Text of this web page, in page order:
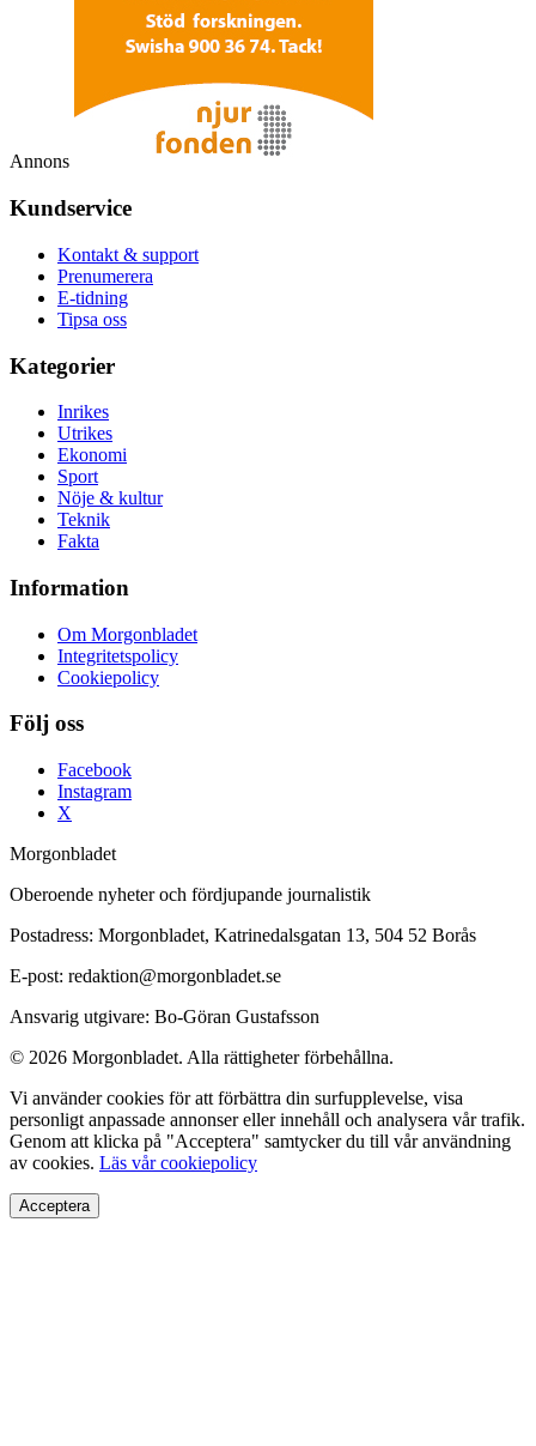
Annons
Kundservice
Kontakt & support
Prenumerera
E-tidning
Tipsa oss
Kategorier
Inrikes
Utrikes
Ekonomi
Sport
Nöje & kultur
Teknik
Fakta
Information
Om Morgonbladet
Integritetspolicy
Cookiepolicy
Följ oss
Facebook
Instagram
X
Morgonbladet
Oberoende nyheter och fördjupande journalistik
Postadress: Morgonbladet, Katrinedalsgatan 13, 504 52 Borås
E-post: redaktion@morgonbladet.se
Ansvarig utgivare: Bo-Göran Gustafsson
© 2026 Morgonbladet. Alla rättigheter förbehållna.
Vi använder cookies för att förbättra din surfupplevelse, visa
personligt anpassade annonser eller innehåll och analysera vår trafik.
Genom att klicka på "Acceptera" samtycker du till vår användning
av cookies. Läs vår cookiepolicy
Acceptera